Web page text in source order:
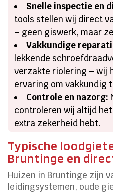
Snelle inspectie en
tools stellen wij direct
– geen giswerk, maar
Vakkundige
lekkende
verzakte riolering – wij
ervaring om vakkundig
Controle en nazorg:
controleren wij altijd
extra zekerheid hebt.
Typische
Bruntinge en
Huizen in Bruntinge zijn
leidingsystemen, oude